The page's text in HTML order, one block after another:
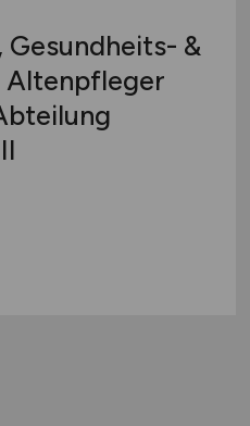
&
Altenpfleger